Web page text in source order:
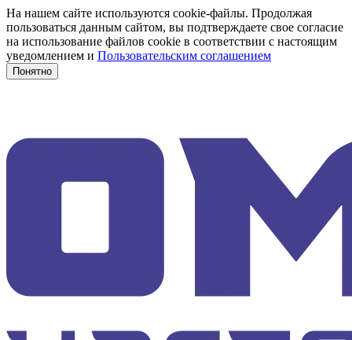
На нашем сайте используются cookie-файлы. Продолжая
пользоваться данным сайтом, вы подтверждаете свое согласие
на использование файлов cookie в соответствии с настоящим
уведомлением и Пользовательским соглашением
Понятно